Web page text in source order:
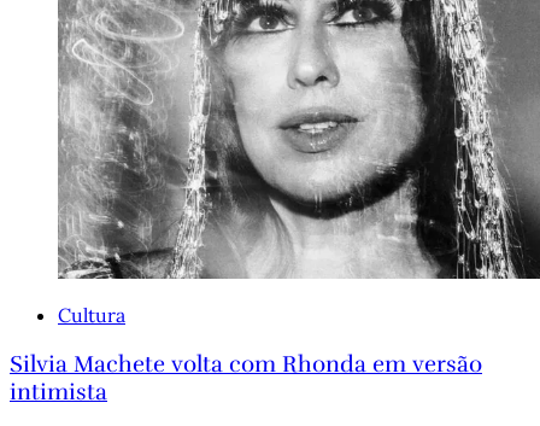
Cultura
Silvia Machete volta com Rhonda em versão
intimista